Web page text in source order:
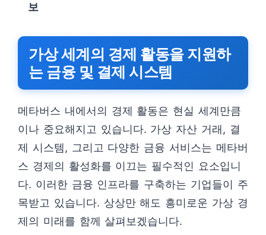
보
가상 세계의 경제 활동을 지원하
는 금융 및 결제 시스템
메타버스 내에서의 경제 활동은 현실 세계만큼
이나 중요해지고 있습니다. 가상 자산 거래, 결
제 시스템, 그리고 다양한 금융 서비스는 메타버
스 경제의 활성화를 이끄는 필수적인 요소입니
다. 이러한 금융 인프라를 구축하는 기업들이 주
목받고 있습니다. 상상만 해도 흥미로운 가상 경
제의 미래를 함께 살펴보겠습니다.